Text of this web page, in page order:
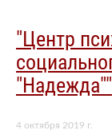
"Центр
"Надежда""
4 октября 2019 г.